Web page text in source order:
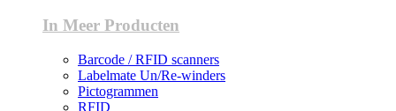
In Meer Producten
Barcode / RFID scanners
Labelmate Un/Re-winders
Pictogrammen
RFID